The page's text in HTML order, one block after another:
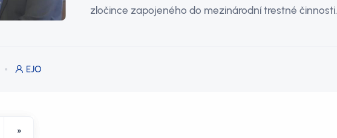
zločince zapojeného do mezinárodní trestné činnosti.
EJO
»